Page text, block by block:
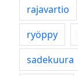
rajavartio
ryöppy
sadekuura